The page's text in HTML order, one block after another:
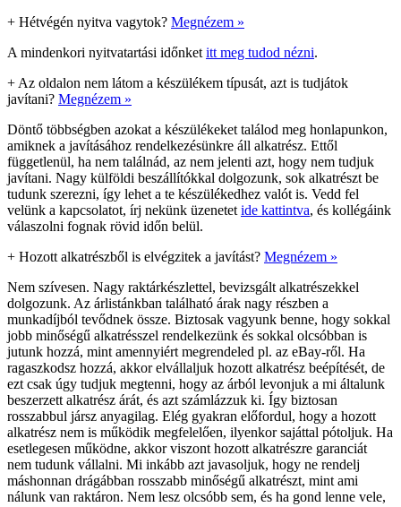
+ Hétvégén nyitva vagytok? Megnézem »
A mindenkori nyitvatartási időnket itt meg tudod nézni.
+ Az oldalon nem látom a készülékem típusát, azt is tudjátok
javítani? Megnézem »
Döntő többségben azokat a készülékeket találod meg honlapunkon,
amiknek a javításához rendelkezésünkre áll alkatrész. Ettől
függetlenül, ha nem találnád, az nem jelenti azt, hogy nem tudjuk
javítani. Nagy külföldi beszállítókkal dolgozunk, sok alkatrészt be
tudunk szerezni, így lehet a te készülékedhez valót is. Vedd fel
velünk a kapcsolatot, írj nekünk üzenetet ide kattintva, és kollégáink
válaszolni fognak rövid időn belül.
+ Hozott alkatrészből is elvégzitek a javítást? Megnézem »
Nem szívesen. Nagy raktárkészlettel, bevizsgált alkatrészekkel
dolgozunk. Az árlistánkban található árak nagy részben a
munkadíjból tevődnek össze. Biztosak vagyunk benne, hogy sokkal
jobb minőségű alkatrésszel rendelkezünk és sokkal olcsóbban is
jutunk hozzá, mint amennyiért megrendeled pl. az eBay-ről. Ha
ragaszkodsz hozzá, akkor elvállaljuk hozott alkatrész beépítését, de
ezt csak úgy tudjuk megtenni, hogy az árból levonjuk a mi általunk
beszerzett alkatrész árát, és azt számlázzuk ki. Így biztosan
rosszabbul jársz anyagilag. Elég gyakran előfordul, hogy a hozott
alkatrész nem is működik megfelelően, ilyenkor sajáttal pótoljuk. Ha
esetlegesen működne, akkor viszont hozott alkatrészre garanciát
nem tudunk vállalni. Mi inkább azt javasoljuk, hogy ne rendelj
máshonnan drágábban rosszabb minőségű alkatrészt, mint ami
nálunk van raktáron. Nem lesz olcsóbb sem, és ha gond lenne vele,